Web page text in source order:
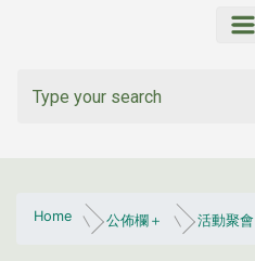
Home 公佈欄＋ 活動聚會